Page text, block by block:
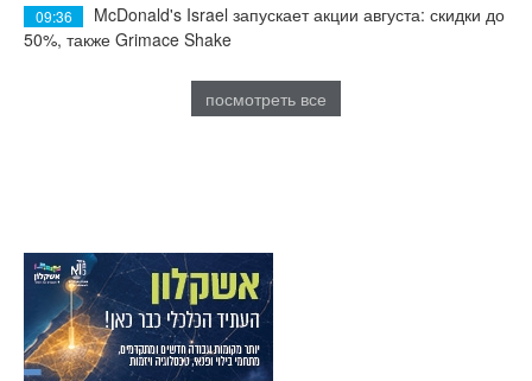
09:36
McDonald's Israel запускает акции августа: скидки до
50%, также Grimace Shake
посмотреть все